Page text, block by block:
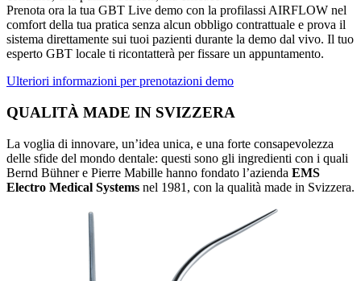
Prenota ora la tua GBT Live demo con la profilassi AIRFLOW nel
comfort della tua pratica senza alcun obbligo contrattuale e prova il
sistema direttamente sui tuoi pazienti durante la demo dal vivo. Il tuo
esperto GBT locale ti ricontatterà per fissare un appuntamento.
Ulteriori informazioni per prenotazioni demo
QUALITÀ MADE IN SVIZZERA
La voglia di innovare, un’idea unica, e una forte consapevolezza
delle sfide del mondo dentale: questi sono gli ingredienti con i quali
Bernd Bühner e Pierre Mabille hanno fondato l’azienda EMS
Electro Medical Systems nel 1981, con la qualità made in Svizzera.